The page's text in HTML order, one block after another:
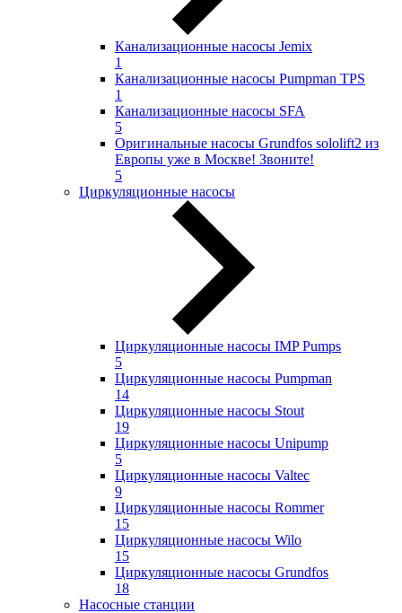
Канализационные насосы Jemix
1
Канализационные насосы Pumpman TPS
1
Канализационные насосы SFA
5
Оригинальные насосы Grundfos sololift2 из
Европы уже в Москве! Звоните!
5
Циркуляционные насосы
Циркуляционные насосы IMP Pumps
5
Циркуляционные насосы Pumpman
14
Циркуляционные насосы Stout
19
Циркуляционные насосы Unipump
5
Циркуляционные насосы Valtec
9
Циркуляционные насосы Rommer
15
Циркуляционные насосы Wilo
15
Циркуляционные насосы Grundfos
18
Насосные станции